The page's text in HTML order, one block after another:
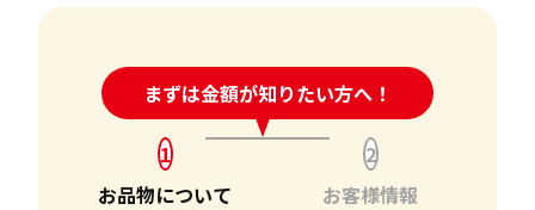
まずは金額が知りたい方へ！
24時間受付中!問い合わせフォーム
1
お品物について
2
お客様情報